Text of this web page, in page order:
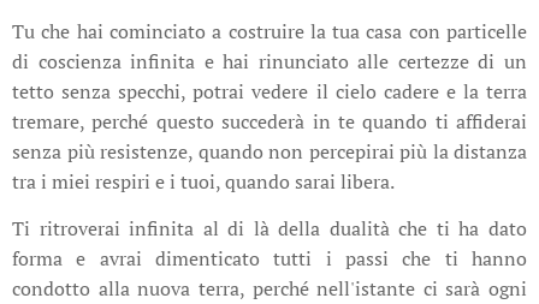
Tu che hai cominciato a costruire la tua casa con particelle
di coscienza infinita e hai rinunciato alle certezze di un
tetto senza specchi, potrai vedere il cielo cadere e la terra
tremare, perché questo succederà in te quando ti affiderai
senza più resistenze, quando non percepirai più la distanza
tra i miei respiri e i tuoi, quando sarai libera.
Ti ritroverai infinita al di là della dualità che ti ha dato
forma e avrai dimenticato tutti i passi che ti hanno
condotto alla nuova terra, perché nell'istante ci sarà ogni